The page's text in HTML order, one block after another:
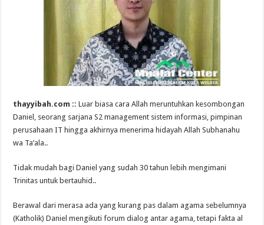
thayyibah.com ::Luar biasa cara Allah meruntuhkan kesombongan
Daniel, seorang sarjana S2 management sistem informasi, pimpinan
perusahaan IT hingga akhirnya menerima hidayah Allah Subhanahu
wa Ta’ala..
Tidak mudah bagi Daniel yang sudah 30 tahun lebih mengimani
Trinitas untuk bertauhid..
Berawal dari merasa ada yang kurang pas dalam agama sebelumnya
(Katholik) Daniel mengikuti forum dialog antar agama, tetapi fakta al